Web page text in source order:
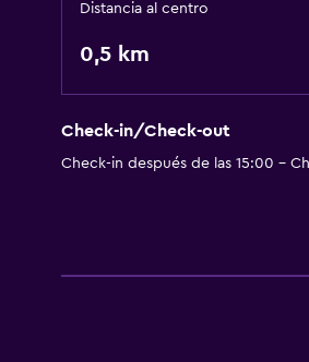
Distancia al centro
0,5 km
Check-in/Check-out
Check-in después de las 15:00 -